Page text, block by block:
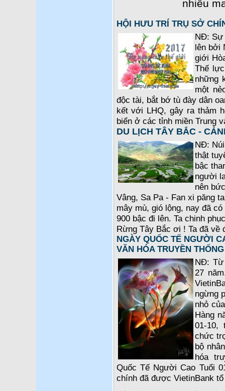
nhiều
HỘI HƯU TRÍ TRỤ SỞ
NĐ: Sự
lên bởi
giới
Thế
những
một
độc tài, bắt bớ tù đày dân
kết với LHQ, gây ra thảm
biển ở các tỉnh miền Trung
DU LỊCH TÂY BẮC -
NĐ:
thật
bậc
người
nên
Vâng, Sa Pa - Fan xi păng
mây mù, gió lộng, nay đã
900 bậc đi lên. Ta chinh
Rừng Tây Bắc ơi ! Ta đã về
NGÀY QUỐC TẾ NGƯỜI
VĂN HÓA TRUYỀN THỐNG
NĐ: Từ
27
ngừng
nhỏ
Hàng
01-10,
chức
bộ
hóa
Quốc Tế Người Cao Tuổi
chính đã được VietinBank